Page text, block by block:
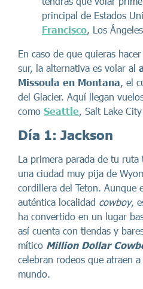
principal de Estados
Francisco, Los
En caso de que quieras
sur, la alternativa es volar al
Missoula en Montana, el
del Glacier. Aquí llegan
como Seattle, Salt Lake
Día 1: Jackson
La primera parada de tu ruta
una ciudad muy pija de
cordillera del Teton. Aunque
auténtica localidad cowboy,
ha convertido en un lugar
así cuenta con tiendas y
mítico Million Dollar
celebran rodeos que atraen
mundo.